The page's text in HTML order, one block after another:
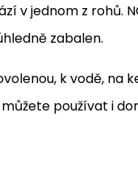
v jednom z rohů.
zabalen.
k vodě, na
používat i